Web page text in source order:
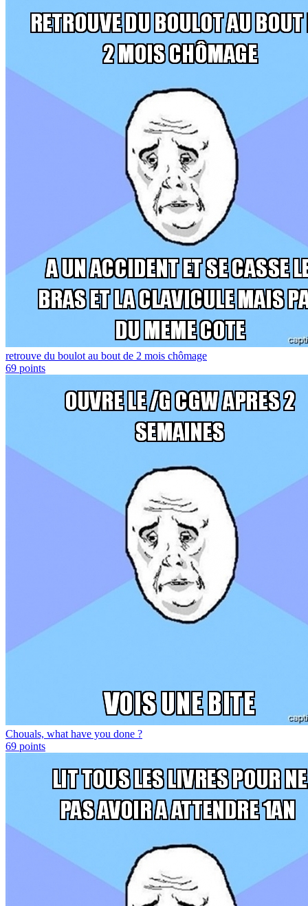
retrouve du boulot au bout de 2 mois chômage
69 points
Chouals, what have you done ?
69 points